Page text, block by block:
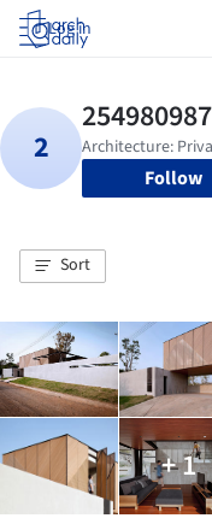
Log in
Follow
Sort
+ 1